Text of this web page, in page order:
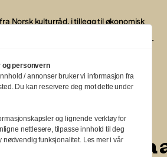
Norsk kulturråd, i tillegg til økonomisk
komponistforening og
drives etter Redaktør- og Vær Varsom-
MUSIKKMAGASIN
aa aa a
og personvern
/ annonser bruker vi informasjon fra
Du kan reservere deg mot dette under
og lignende verktøy for
nettlesere, tilpasse innhold til deg
nødvendig funksjonalitet. Les mer i vår